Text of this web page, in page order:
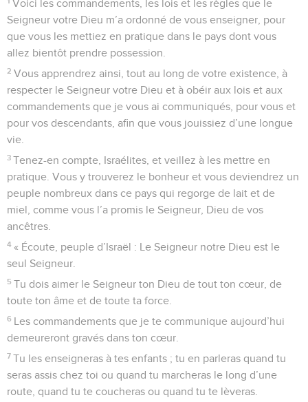
Voici les commandements, les lois et les règles que le
Seigneur votre Dieu m’a ordonné de vous enseigner, pour
que vous les mettiez en pratique dans le pays dont vous
allez bientôt prendre possession.
2 Vous apprendrez ainsi, tout au long de votre existence, à
respecter le Seigneur votre Dieu et à obéir aux lois et aux
commandements que je vous ai communiqués, pour vous et
pour vos descendants, afin que vous jouissiez d’une longue
vie.
3 Tenez-en compte, Israélites, et veillez à les mettre en
pratique. Vous y trouverez le bonheur et vous deviendrez un
peuple nombreux dans ce pays qui regorge de lait et de
miel, comme vous l’a promis le Seigneur, Dieu de vos
ancêtres.
4 « Écoute, peuple d’Israël : Le Seigneur notre Dieu est le
seul Seigneur.
5 Tu dois aimer le Seigneur ton Dieu de tout ton cœur, de
toute ton âme et de toute ta force.
6 Les commandements que je te communique aujourd’hui
demeureront gravés dans ton cœur.
7 Tu les enseigneras à tes enfants ; tu en parleras quand tu
seras assis chez toi ou quand tu marcheras le long d’une
route, quand tu te coucheras ou quand tu te lèveras.